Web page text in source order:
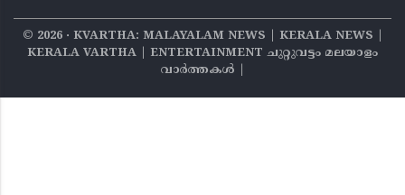
© 2026‧ KVARTHA: MALAYALAM NEWS | KERALA NEWS |
KERALA VARTHA | ENTERTAINMENT ചുറ്റുവട്ടം മലയാളം
വാര്‍ത്തകൾ |